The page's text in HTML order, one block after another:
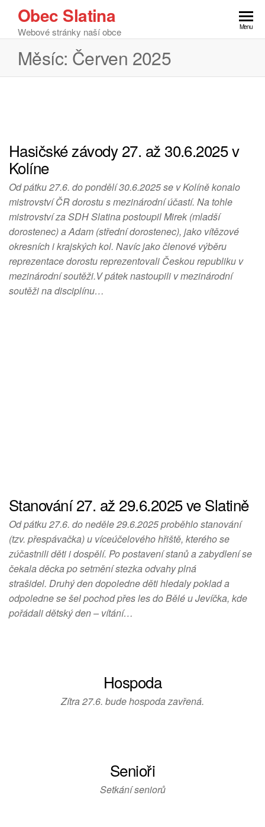
Obec Slatina
Webové stránky naší obce Menu
Měsíc: Červen 2025
Hasičské závody 27. až 30.6.2025 v
Kolíne
Od pátku 27.6. do pondělí 30.6.2025 se v Kolíně konalo
mistrovství ČR dorostu s mezinárodní účastí. Na tohle
mistrovství za SDH Slatina postoupil Mirek (mladší
dorostenec) a Adam (střední dorostenec), jako vítězové
okresních i krajských kol. Navíc jako členové výběru
reprezentace dorostu reprezentovali Českou republiku v
mezinárodní soutěži.V pátek nastoupili v mezinárodní
soutěži na disciplínu…
Stanování 27. až 29.6.2025 ve Slatině
Od pátku 27.6. do neděle 29.6.2025 proběhlo stanování
(tzv. přespávačka) u víceúčelového hřiště, kterého se
zúčastnili děti i dospělí. Po postavení stanů a zabydlení se
čekala děcka po setmění stezka odvahy plná
strašidel. Druhý den dopoledne děti hledaly poklad a
odpoledne se šel pochod přes les do Bělé u Jevíčka, kde
pořádali dětský den – vítání…
Hospoda
Zítra 27.6. bude hospoda zavřená.
Senioři
Setkání seniorů